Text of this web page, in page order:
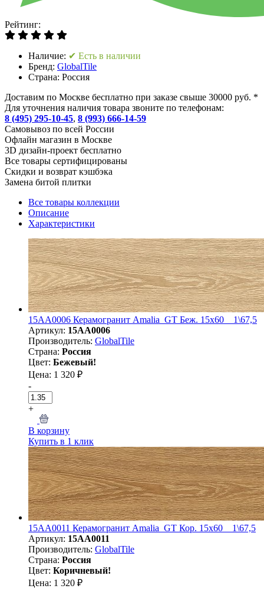
Рейтинг:
Наличие: ✔ Есть в наличии
Бренд: GlobalTile
Страна: Россия
Доставим по Москве бесплатно при заказе свыше 30000 руб. *
Для уточнения наличия товара звоните по телефонам:
8 (495) 295-10-45, 8 (993) 666-14-59
Cамовывоз по всей России
Офлайн магазин в Москве
3D дизайн-проект бесплатно
Все товары сертифицированы
Скидки и возврат кэшбэка
Замена битой плитки
Все товары коллекции
Описание
Характеристики
15AA0006 Керамогранит Amalia_GT Беж. 15x60 _ 1\67,5
Артикул: 15AA0006
Производитель: GlobalTile
Страна: Россия
Цвет: Бежевый!
Цена: 1 320 ₽
-
+
В корзину
Купить в 1 клик
15AA0011 Керамогранит Amalia_GT Кор. 15x60 _ 1\67,5
Артикул: 15AA0011
Производитель: GlobalTile
Страна: Россия
Цвет: Коричневый!
Цена: 1 320 ₽